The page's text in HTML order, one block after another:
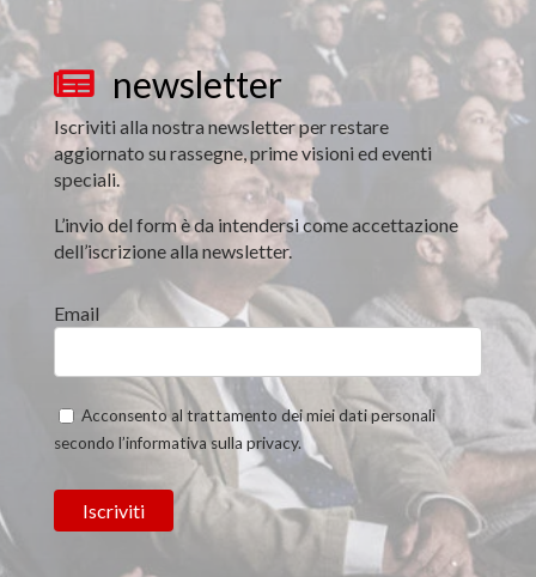
 newsletter
Iscriviti alla nostra newsletter per restare
aggiornato su rassegne, prime visioni ed eventi
speciali.
L’invio del form è da intendersi come accettazione
dell’iscrizione alla newsletter.
Email
Acconsento al trattamento dei miei dati personali
secondo l’informativa sulla privacy.